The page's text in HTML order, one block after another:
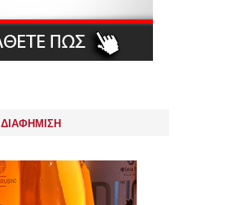
ΔΙΑΦΗΜΙΣΗ